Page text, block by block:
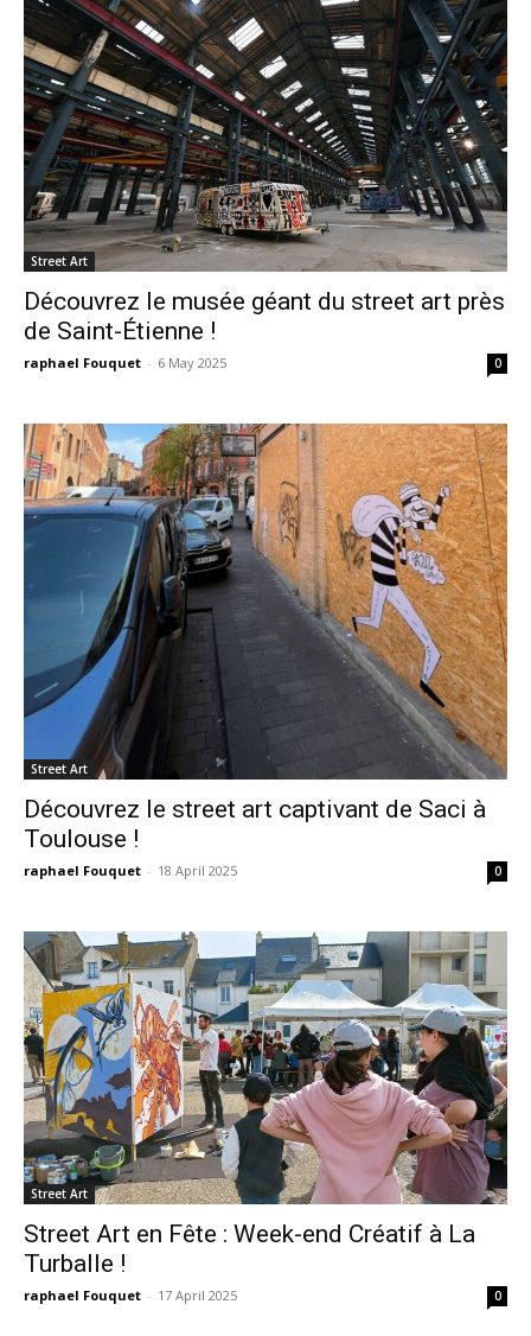
Street Art
Découvrez le musée géant du street art près
de Saint-Étienne !
raphael Fouquet - 6 May 2025 0
Street Art
Découvrez le street art captivant de Saci à
Toulouse !
raphael Fouquet - 18 April 2025 0
Street Art
Street Art en Fête : Week-end Créatif à La
Turballe !
raphael Fouquet - 17 April 2025 0